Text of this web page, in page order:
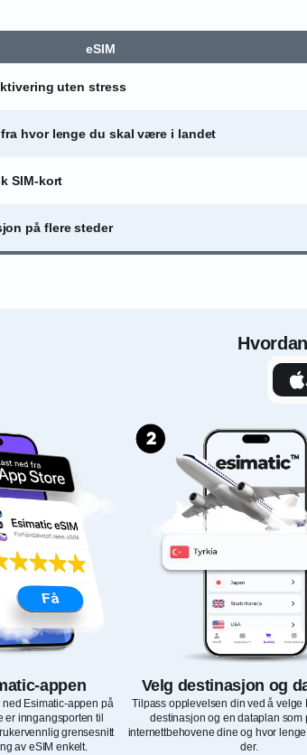
eSIM
uten stress
hvor lenge du skal være i landet
SIM-kort
på flere steder
appen
Esimatic-appen på
er inngangsporten til
grensesnitt
av eSIM enkelt.
Velg destinasjon og
Tilpass opplevelsen din ved å velge
destinasjon og en dataplan som
internettbehovene dine og hvor
der.